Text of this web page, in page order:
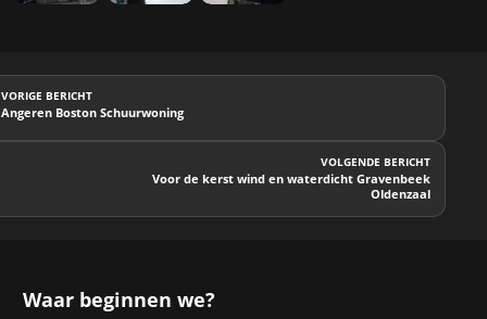
VORIGE BERICHT
Angeren Boston Schuurwoning
VOLGENDE BERICHT
Voor de kerst wind en waterdicht Gravenbeek
Oldenzaal
Waar beginnen we?